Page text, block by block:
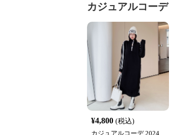
カジュアルコーデ
¥4,800 (税込)
カジュアルコーデ 2024